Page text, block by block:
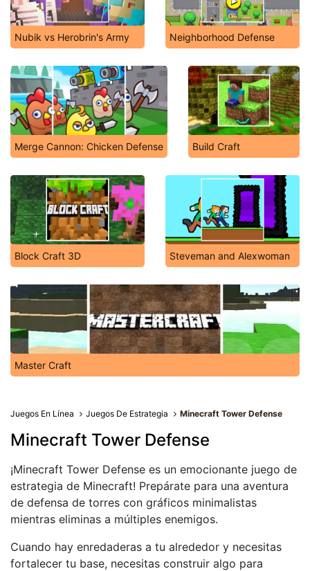
Nubik vs Herobrin's Army Neighborhood Defense
Merge Cannon: Chicken Defense Build Craft
Block Craft 3D Steveman and Alexwoman
Master Craft
Juegos En Línea Juegos De Estrategia Minecraft Tower Defense
Minecraft Tower Defense
¡Minecraft Tower Defense es un emocionante juego de
estrategia de Minecraft! Prepárate para una aventura
de defensa de torres con gráficos minimalistas
mientras eliminas a múltiples enemigos.
Cuando hay enredaderas a tu alrededor y necesitas
fortalecer tu base, necesitas construir algo para